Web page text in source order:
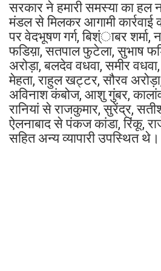
सरकार ने हमारी समस्या का हल
मंडल से मिलकर आगामी कार्रवाई
पर वेदभूषण गर्ग, बिश्ंाबर शर्मा,
फडिय़ा, सतपाल फुटेला, सुभाष
अरोड़ा, बलदेव वधवा, समीर
मेहता, राहुल खट्टर, सौरव
अविनाश कंबोज, आशु गुंबर,
रानियां से राजकुमार, सुरेंद्र,
ऐलनाबाद से पंकज कांडा, रिंकू,
सहित अन्य व्यापारी उपस्थित थे।